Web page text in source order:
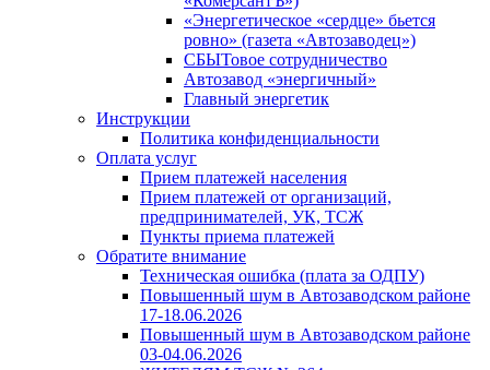
«Энергетическое «сердце» бьется
ровно» (газета «Автозаводец»)
СБЫТовое сотрудничество
Автозавод «энергичный»
Главный энергетик
Инструкции
Политика конфиденциальности
Оплата услуг
Прием платежей населения
Прием платежей от организаций,
предпринимателей, УК, ТСЖ
Пункты приема платежей
Обратите внимание
Техническая ошибка (плата за ОДПУ)
Повышенный шум в Автозаводском районе
17-18.06.2026
Повышенный шум в Автозаводском районе
03-04.06.2026